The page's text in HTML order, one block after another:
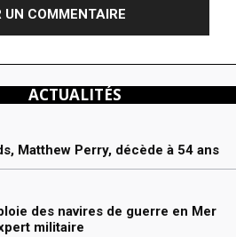
ACTUALITÉS
Matthew Perry, décède à 54 ans
des navires de guerre en Mer
militaire